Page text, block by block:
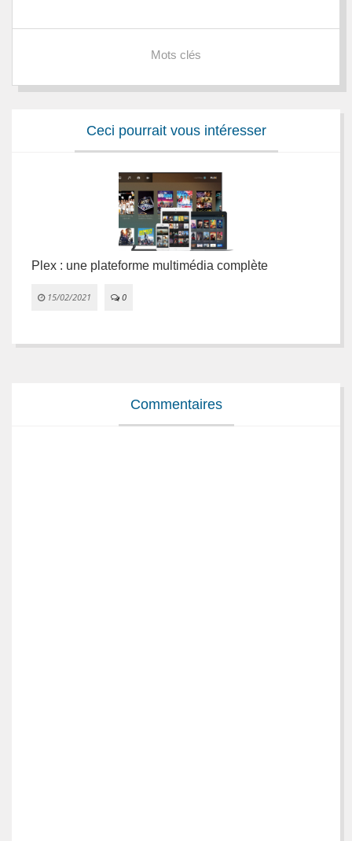
Mots clés
Ceci pourrait vous intéresser
Plex : une plateforme multimédia complète
15/02/2021 0
Commentaires